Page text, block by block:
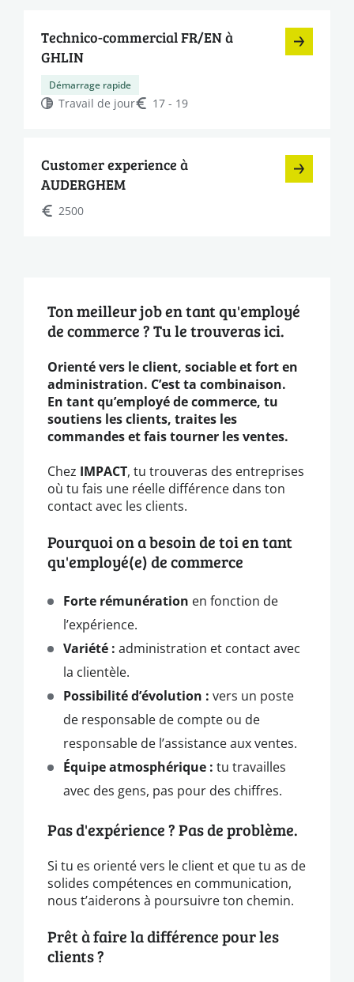
Technico-commercial FR/EN à
GHLIN
Démarrage rapide
Travail de jour 17 - 19
Customer experience à
AUDERGHEM
2500
Ton meilleur job en tant qu'employé
de commerce ? Tu le trouveras ici.
Orienté vers le client, sociable et fort en
administration. C’est ta combinaison.
En tant qu’employé de commerce, tu
soutiens les clients, traites les
commandes et fais tourner les ventes.
Chez IMPACT, tu trouveras des entreprises
où tu fais une réelle différence dans ton
contact avec les clients.
Pourquoi on a besoin de toi en tant
qu'employé(e) de commerce
Forte rémunération en fonction de
l’expérience.
Variété : administration et contact avec
la clientèle.
Possibilité d’évolution : vers un poste
de responsable de compte ou de
responsable de l’assistance aux ventes.
Équipe atmosphérique : tu travailles
avec des gens, pas pour des chiffres.
Pas d'expérience ? Pas de problème.
Si tu es orienté vers le client et que tu as de
solides compétences en communication,
nous t’aiderons à poursuivre ton chemin.
Prêt à faire la différence pour les
clients ?